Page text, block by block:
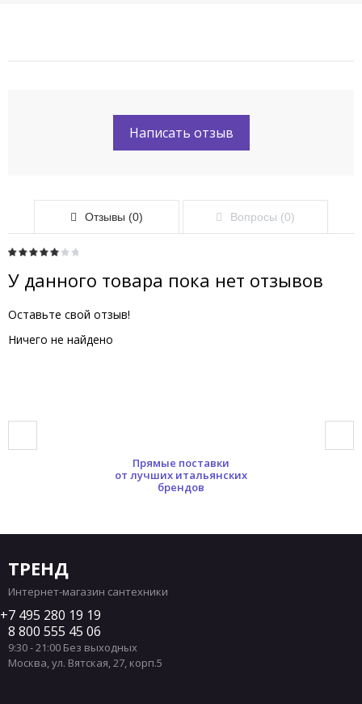
Написать отзыв
Отзывы (0) Вопросы (0)
У данного товара пока нет отзывов
Оставьте свой отзыв!
Ничего не найдено
Прямые поставки
от лучших итальянских
брендов
ТРЕНД
Интернет-магазин сантехники
7 495 280 19 19
8 800 555 45 06
9:30 - 21:00 Без выходных
Москва ул. Вятская, 27, корп.5